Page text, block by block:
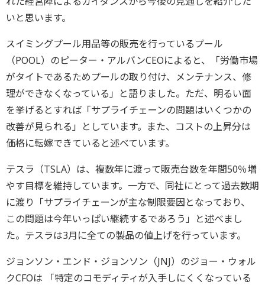
いと思います。
スイミングプール用品等の販売を行っているプール
（POOL）のピーター・アルバンCEOによると、「労働市場
がタイトであるためプールの取り付け、メンテナンス、修
理ができなくなっている」と語りました。ただ、明るい面
を挙げるとすれば「サプライチェーンの問題はいくつかの
改善が見られる」としています。また、コストの上昇分は
価格に転嫁できていると述べています。
テスラ（TSLA）は、複数年に渡って販売台数を年間50％増
やす目標を維持しています。一方で、同社にとって過去数期
に渡り「サプライチェーンが主な制限要因となっており、
この問題は今年いっぱい継続するであろう」と述べまし
た。テスラは3月に全ての製品の値上げを行っています。
ジョンソン・エンド・ジョンソン（JNJ）のジョー・ウォル
クCFOは 「特定のコモディティが入手しにくくなっている